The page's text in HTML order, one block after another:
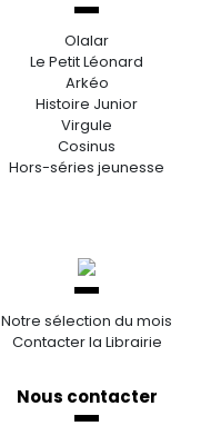
Olalar
Le Petit Léonard
Arkéo
Histoire Junior
Virgule
Cosinus
Hors-séries jeunesse
Notre sélection du mois
Contacter la Librairie
Nous contacter